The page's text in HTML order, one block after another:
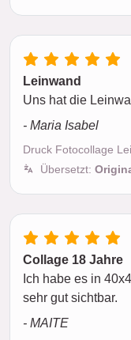
Leinwand
Uns hat die
- Maria Isabel
Druck Fotocollage
Übersetzt:
Collage 18 Jahre
Ich habe es in
sehr gut sichtbar.
- MAITE